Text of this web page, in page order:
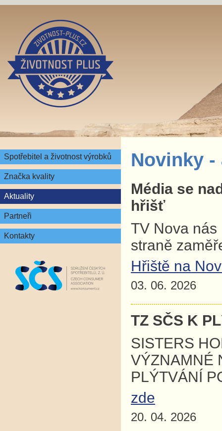
Spotřebitel a životnost výrobků
Značka kvality
Aktuality
Partneři
Kontakty
Novinky -
Média se
hřišť
TV Nova
straně
Hřiště na
03. 06. 2026
TZ SČS K
SISTERS
VÝZNAMNÉ
PLÝTVÁNÍ
zde
20. 04. 2026